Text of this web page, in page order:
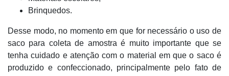
Brinquedos.
Desse modo, no momento em que for necessário o uso de
saco para coleta de amostra é muito importante que se
tenha cuidado e atenção com o material em que o saco é
produzido e confeccionado, principalmente pelo fato de